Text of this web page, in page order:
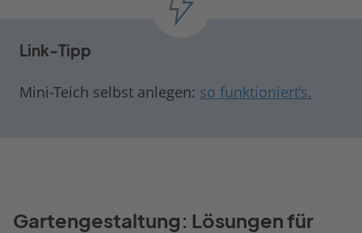
Link-Tipp
Mini-Teich selbst anlegen: so funktioniert’s.
Gartengestaltung: Lösungen für